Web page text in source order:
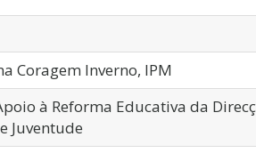
Coragem Inverno, IPM
à Reforma Educativa da
Juventude